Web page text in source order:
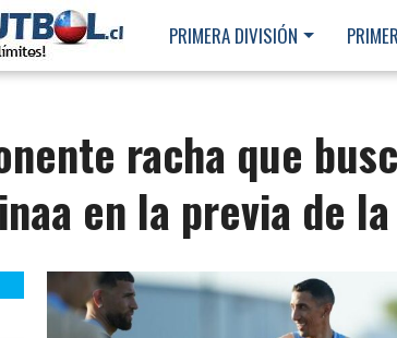
PRIMERA DIVISIÓN
racha que
en la previa de